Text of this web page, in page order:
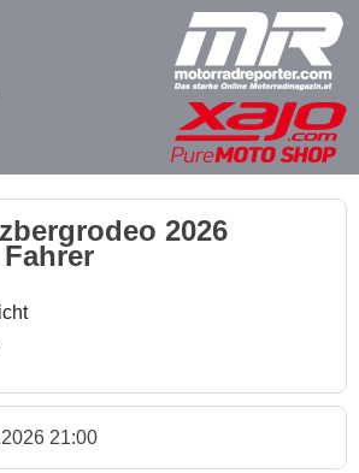
2026
21:00